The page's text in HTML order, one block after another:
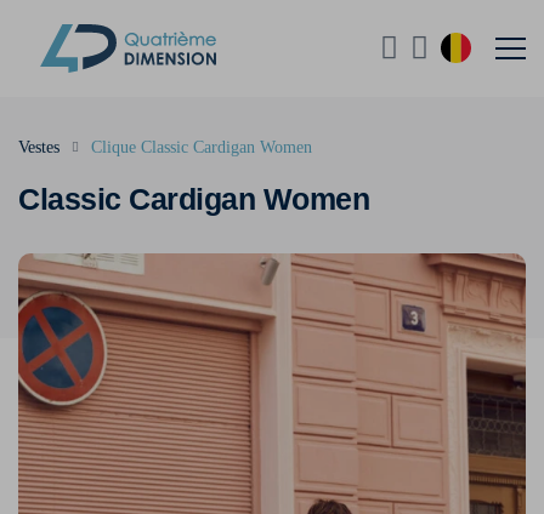
Classic Cardigan Women
Vestes Clique Classic Cardigan Women